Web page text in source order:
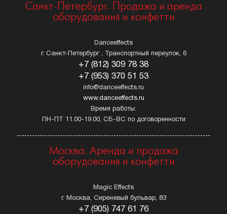
Санкт-Петербург. Продажа и аренда
оборудования и конфетти
Danceeffects
г. Санкт-Петербург , Транспортный переулок, 6
+7 (812) 309 78 38
+7 (953) 370 51 53
info@danceeffects.ru
www.danceeffects.ru
Время работы:
ПН-ПТ 11.00-19.00, СБ-ВС по договоренности
Москва. Аренда и продажа
оборудования и конфетти
Magic Effects
г. Москва, Сиреневый бульвар, 83
+7 (905) 747 61 76